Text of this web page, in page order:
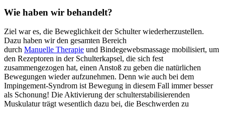
Wie haben wir behandelt?
Ziel war es, die Beweglichkeit der Schulter wiederherzustellen.
Dazu haben wir den gesamten Bereich
durch Manuelle Therapie und Bindegewebsmassage mobilisiert, um
den Rezeptoren in der Schulterkapsel, die sich fest
zusammengezogen hat, einen Anstoß zu geben die natürlichen
Bewegungen wieder aufzunehmen. Denn wie auch bei dem
Impingement-Syndrom ist Bewegung in diesem Fall immer besser
als Schonung! Die Aktivierung der schulterstabilisierenden
Muskulatur trägt wesentlich dazu bei, die Beschwerden zu